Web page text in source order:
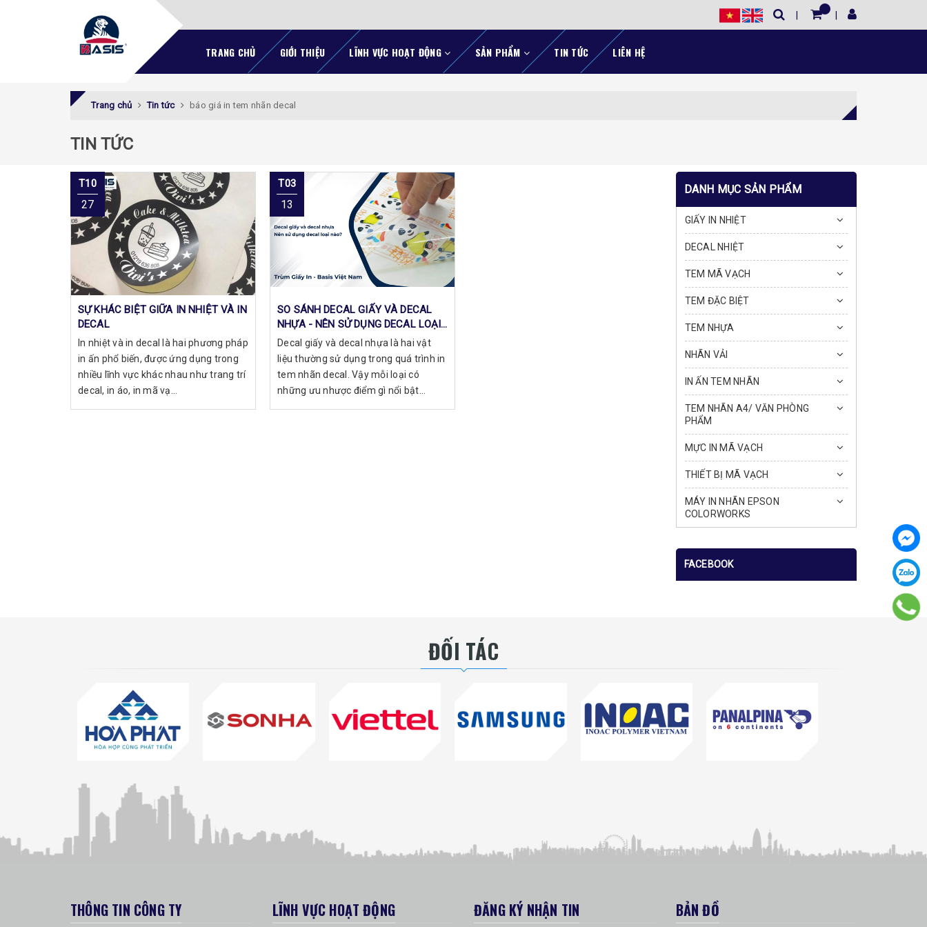
TRANG CHỦ GIỚI THIỆU LĨNH VỰC HOẠT ĐỘNG SẢN PHẨM TIN TỨC LIÊN HỆ
Trang chủ Tin tức báo giá in tem nhãn decal
TIN TỨC
T10
27
SỰ KHÁC BIỆT GIỮA IN NHIỆT VÀ IN
DECAL
In nhiệt và in decal là hai phương pháp
in ấn phổ biến, được ứng dụng trong
nhiều lĩnh vực khác nhau như trang trí
decal, in áo, in mã vạ...
T03
13
SO SÁNH DECAL GIẤY VÀ DECAL
NHỰA - NÊN SỬ DỤNG DECAL LOẠI
NÀO?
Decal giấy và decal nhựa là hai vật
liệu thường sử dụng trong quá trình in
tem nhãn decal. Vậy mỗi loại có
những ưu nhược điểm gì nổi bật...
DANH MỤC SẢN PHẨM
GIẤY IN NHIỆT
DECAL NHIỆT
TEM MÃ VẠCH
TEM ĐẶC BIỆT
TEM NHỰA
NHÃN VẢI
IN ẤN TEM NHÃN
TEM NHÃN A4/ VĂN PHÒNG
PHẨM
MỰC IN MÃ VẠCH
THIẾT BỊ MÃ VẠCH
MÁY IN NHÃN EPSON
COLORWORKS
FACEBOOK
ĐỐI TÁC
THÔNG TIN CÔNG TY LĨNH VỰC HOẠT ĐỘNG ĐĂNG KÝ NHẬN TIN BẢN ĐỒ